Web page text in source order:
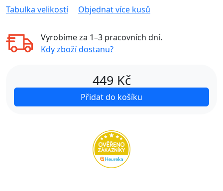
Tabulka velikostí Objednat více kusů
Vyrobíme za 1–3 pracovních dní.
Kdy zboží dostanu?
449 Kč
Přidat do košíku